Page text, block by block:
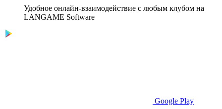
Удобное онлайн-взаимодействие с любым клубом на
LANGAME Software
Google Play